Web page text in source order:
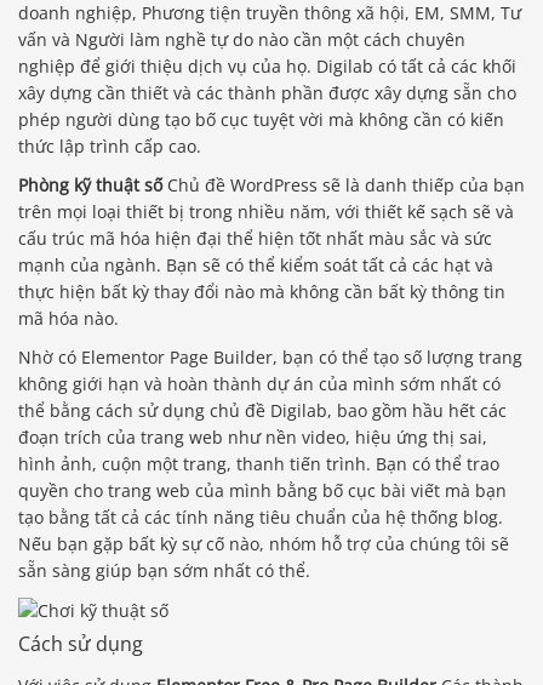
doanh nghiệp, Phương tiện truyền thông xã hội, EM, SMM, Tư
vấn và Người làm nghề tự do nào cần một cách chuyên
nghiệp để giới thiệu dịch vụ của họ. Digilab có tất cả các khối
xây dựng cần thiết và các thành phần được xây dựng sẵn cho
phép người dùng tạo bố cục tuyệt vời mà không cần có kiến ​​
thức lập trình cấp cao.
Phòng kỹ thuật sốChủ đề WordPress sẽ là danh thiếp của bạn
trên mọi loại thiết bị trong nhiều năm, với thiết kế sạch sẽ và
cấu trúc mã hóa hiện đại thể hiện tốt nhất màu sắc và sức
mạnh của ngành. Bạn sẽ có thể kiểm soát tất cả các hạt và
thực hiện bất kỳ thay đổi nào mà không cần bất kỳ thông tin
mã hóa nào.
Nhờ có Elementor Page Builder, bạn có thể tạo số lượng trang
không giới hạn và hoàn thành dự án của mình sớm nhất có
thể bằng cách sử dụng chủ đề Digilab, bao gồm hầu hết các
đoạn trích của trang web như nền video, hiệu ứng thị sai,
hình ảnh, cuộn một trang, thanh tiến trình. Bạn có thể trao
quyền cho trang web của mình bằng bố cục bài viết mà bạn
tạo bằng tất cả các tính năng tiêu chuẩn của hệ thống blog.
Nếu bạn gặp bất kỳ sự cố nào, nhóm hỗ trợ của chúng tôi sẽ
sẵn sàng giúp bạn sớm nhất có thể.
Cách sử dụng